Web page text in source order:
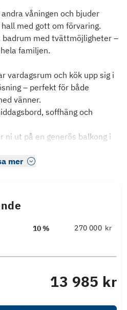
våningen och bjuder
med gott om förvaring.
med tvättmöjligheter –
familjen.
vardagsrum och kök upp sig i
– perfekt för både
vänner.
soffhäng och
ni ut på en generös balkong i
mer
10 % kr
13 985 kr